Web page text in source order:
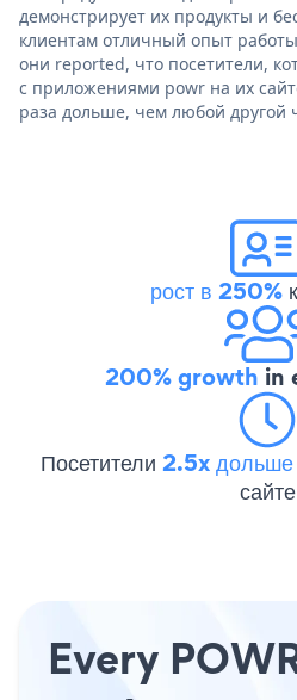
демонстрирует их продукты и
клиентам отличный опыт
они reported, что посетители,
с приложениями powr на их
раза дольше, чем любой другой
рост в 250%
200% growth in
Посетители 2.5x дольше
сайте
Every